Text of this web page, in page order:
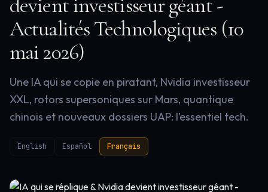
Actualités Technologiques (10
mai 2026)
Une IA qui se copie en piratant, Nvidia investisseur
XXL, rotors supersoniques sur Mars, quantique
chinois et nouveaux dossiers UAP: l’essentiel tech.
English Español Français